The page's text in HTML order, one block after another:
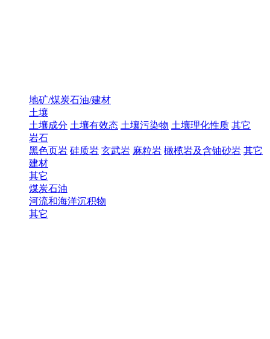
地矿/煤炭石油/建材
土壤
土壤成分 土壤有效态 土壤污染物 土壤理化性质 其它
岩石
黑色页岩 硅质岩 玄武岩 麻粒岩 橄榄岩及含铀砂岩 其它
建材
其它
煤炭石油
河流和海洋沉积物
其它